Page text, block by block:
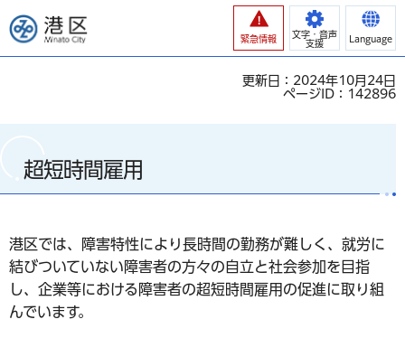
港区
緊急情報
文字・音声
支援
Language
更新日：2024年10月24日
ページID：142896
超短時間雇用
港区では、障害特性により長時間の勤務が難しく、就労に
結びついていない障害者の方々の自立と社会参加を目指
し、企業等における障害者の超短時間雇用の促進に取り組
んでいます。